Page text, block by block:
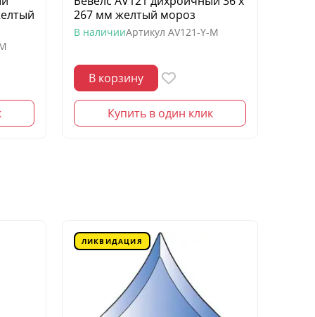
267 мм желтый мороз
В наличииАртикул AV121-Y-M
В корзину
Купить в один клик
ЛИКВИДАЦИЯ